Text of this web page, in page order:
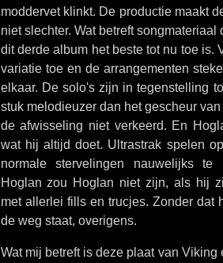
moddervet klinkt. De productie maakt
niet slechter. Wat betreft songmateriaal
dit derde album het beste tot nu toe is.
variatie toe en de arrangementen
elkaar. De solo's zijn in tegenstelling
stuk melodieuzer dan het gescheur
de afwisseling niet verkeerd. En
wat hij altijd doet. Ultrastrak spelen
normale stervelingen nauwelijks te
Hoglan zou Hoglan niet zijn, als hij
met allerlei fills en trucjes. Zonder dat
de weg staat, overigens.
Wat mij betreft is deze plaat van